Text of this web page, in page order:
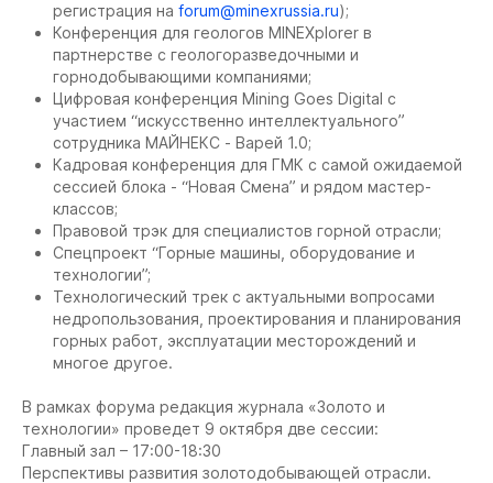
регистрация на forum@minexrussia.ru);
Конференция для геологов MINEXplorer в
партнерстве с геологоразведочными и
горнодобывающими компаниями;
Цифровая конференция Mining Goes Digital с
участием “искусственно интеллектуального”
сотрудника МАЙНЕКС - Варей 1.0;
Кадровая конференция для ГМК с самой ожидаемой
сессией блока - “Новая Смена” и рядом мастер-
классов;
Правовой трэк для специалистов горной отрасли;
Спецпроект “Горные машины, оборудование и
технологии”;
Технологический трек с актуальными вопросами
недропользования, проектирования и планирования
горных работ, эксплуатации месторождений и
многое другое.
В рамках форума редакция журнала «Золото и
технологии» проведет 9 октября две сессии:
Главный зал – 17:00-18:30
Перспективы развития золотодобывающей отрасли.